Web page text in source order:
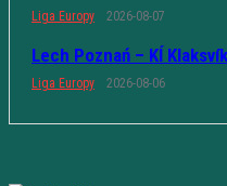
Liga Europy 2026-08-07
Lech Poznań – KÍ
Liga Europy 2026-08-06